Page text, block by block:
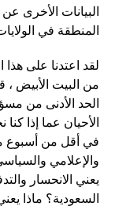
البيانات الأخرى
المنطقة في
لقد اعتدنا على
من البيت الأبيض
الحد الأدنى من
الأحيان عما إذا
في أقل من أسبوع
والإعلامي
يعني الانحسار
السعودية؟ ماذا